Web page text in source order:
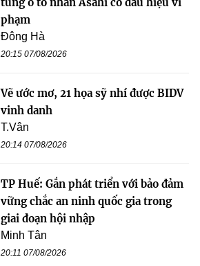
phạm
Đông Hà
20:15 07/08/2026
Vẽ ước mơ, 21 họa sỹ nhí được BIDV
vinh danh
T.Vân
20:14 07/08/2026
TP Huế: Gắn phát triển với bảo đảm
vững chắc an ninh quốc gia trong
giai đoạn hội nhập
Minh Tân
20:11 07/08/2026